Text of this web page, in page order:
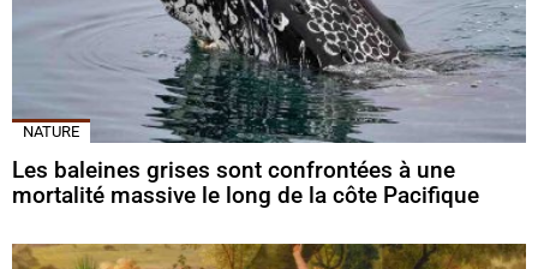
NATURE
Les baleines grises sont confrontées à une
mortalité massive le long de la côte Pacifique